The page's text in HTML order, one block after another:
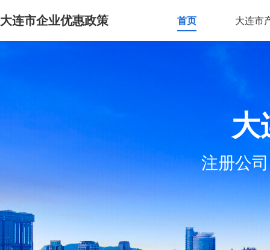
大连市企业优惠政策 首页 大连市
大
注册公